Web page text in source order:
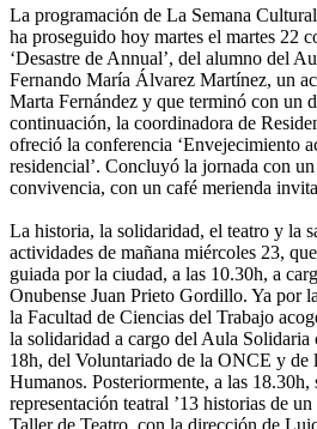
La programación de La Semana
ha proseguido hoy martes el martes 22
‘Desastre de Annual’, del alumno del
Fernando María Álvarez Martínez, un
Marta Fernández y que terminó con un
continuación, la coordinadora de
ofreció la conferencia ‘Envejecimiento
residencial’. Concluyó la jornada con
convivencia, con un café merienda
La historia, la solidaridad, el teatro y la
actividades de mañana miércoles 23,
guiada por la ciudad, a las 10.30h, a
Onubense Juan Prieto Gordillo. Ya por
la Facultad de Ciencias del Trabajo
la solidaridad a cargo del Aula Solidaria
18h, del Voluntariado de la ONCE y de
Humanos. Posteriormente, a las 18.30h,
representación teatral ’13 historias de